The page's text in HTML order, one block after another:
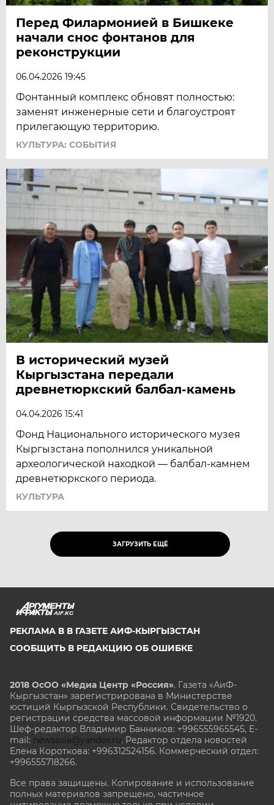
Перед Филармонией в Бишкеке
начали снос фонтанов для
реконструкции
06.04.2026 19:45
Фонтанный комплекс обновят полностью:
заменят инженерные сети и благоустроят
прилегающую территорию.
КУЛЬТУРА: СОБЫТИЯ
В исторический музей
Кыргызстана передали
древнетюркский балбал-камень
04.04.2026 15:41
Фонд Национального исторического музея
Кыргызстана пополнился уникальной
археологической находкой — балбал-камнем
древнетюркского периода.
КУЛЬТУРА
ЗАГРУЗИТЬ ЕЩЁ
AIF.KG
РЕКЛАМА В В ГАЗЕТЕ АИФ-КЫРГЫЗСТАН
СООБЩИТЬ В РЕДАКЦИЮ ОБ ОШИБКЕ
2018 ОсОО «Медиа Центр «Россия». Газета «АиФ-
Кыргызстан» зарегистрирована в Министерстве
юстиций Кыргызской Республики. Свидетельство о
регистрации средства массовой информации №1920.
Шеф-редактор Владимир Банников: +996555965545, E-
mail: newsasia@yandex.ru. Редактор отдела новостей
Елена Короткова: +996312524156. Коммерческий отдел:
+996555718266.
Все права защищены. Копирование и использование
полных материалов запрещено, частичное